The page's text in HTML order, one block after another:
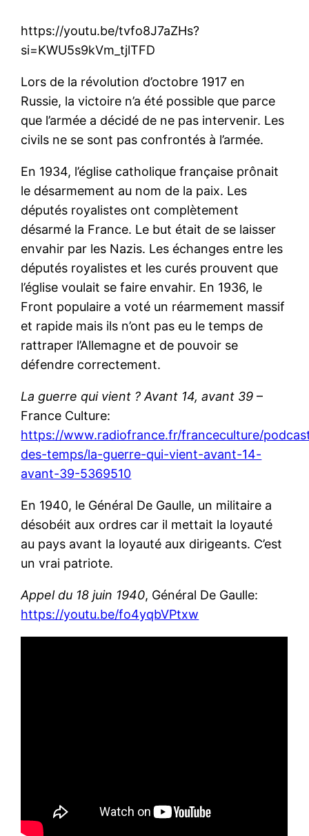
https://youtu.be/tvfo8J7aZHs?
si=KWU5s9kVm_tjlTFD
Lors de la révolution d’octobre 1917 en
Russie, la victoire n’a été possible que parce
que l’armée a décidé de ne pas intervenir. Les
civils ne se sont pas confrontés à l’armée.
En 1934, l’église catholique française prônait
le désarmement au nom de la paix. Les
députés royalistes ont complètement
désarmé la France. Le but était de se laisser
envahir par les Nazis. Les échanges entre les
députés royalistes et les curés prouvent que
l’église voulait se faire envahir. En 1936, le
Front populaire a voté un réarmement massif
et rapide mais ils n’ont pas eu le temps de
rattraper l’Allemagne et de pouvoir se
défendre correctement.
La guerre qui vient ? Avant 14, avant 39 –
France Culture:
https://www.radiofrance.fr/franceculture/
des-temps/la-guerre-qui-vient-avant-14-
avant-39-5369510
En 1940, le Général De Gaulle, un militaire a
désobéit aux ordres car il mettait la loyauté
au pays avant la loyauté aux dirigeants. C’est
un vrai patriote.
Appel du 18 juin 1940, Général De Gaulle:
https://youtu.be/fo4yqbVPtxw